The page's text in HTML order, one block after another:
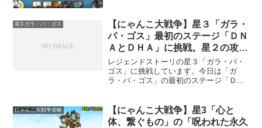
いな敵を攻撃してしまい、パオンに攻撃
が当たらないんですよ。中々...
星3-ガラ・パ・ゴス
【にゃんこ大戦争】星３「ガラ・
パ・ゴス」最初のステージ「ＤＮ
ＡとＤＨＡ」に挑戦。星２の攻略
と同じ方法でクリア可能でした。
レジェンドストーリの星３「ガラ・パ・
ゴス」に挑戦しています。今日は「ガ
ラ・パ・ゴス」の最初のステージ「ＤＮ
に「黒い敵」と赤黒属性の「キョセー
ヌ」が出てきます。基本的に黒...
にゃんこ大戦争攻略
【にゃんこ大戦争】星3「心と
体、繋ぐもの」の「呪われた永久